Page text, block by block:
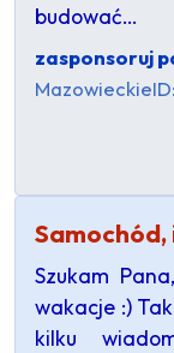
budować…
zasponsoruj
Mazowieckie
Szukam
wakacje :)
kilku